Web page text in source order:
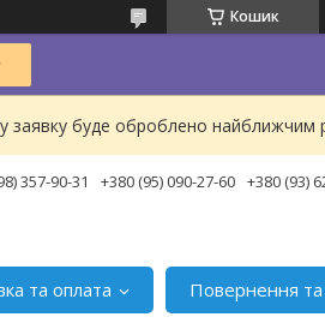
Кошик
заявку буде оброблено
357-90-31 +380 (95) 090-27-60 +380 (93)
та оплата
Повернення та